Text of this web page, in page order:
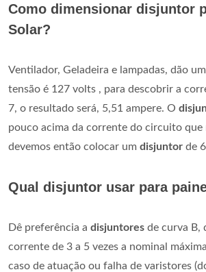
Como dimensionar disjuntor
Solar?
Ventilador, Geladeira e lampadas, dão
tensão é 127 volts , para descobrir a
7, o resultado será, 5,51 ampere. O
pouco acima da corrente do circuito que
devemos então colocar um disjuntor de
Qual disjuntor usar para
Dê preferência a disjuntores de curva B,
corrente de 3 a 5 vezes a nominal
caso de atuação ou falha de varistores